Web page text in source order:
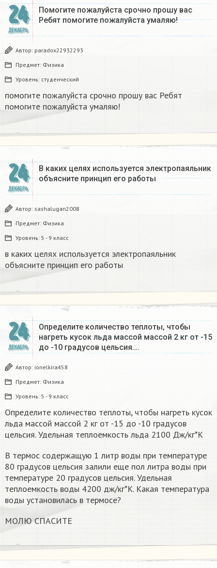
24
ДЕКАБРЬ
Помогите пожалуйста срочно прошу вас
Ребят помогите пожалуйста умаляю! ​
Автор: paradox22932293
Предмет: Физика
Уровень: студенческий
помогите пожалуйста срочно прошу вас Ребят
помогите пожалуйста умаляю! ​
24
ДЕКАБРЬ
В каких целях используется электропаяльник
объясните принцип его работы​
Автор: sashalugan2008
Предмет: Физика
Уровень: 5 - 9 класс
в каких целях используется электропаяльник
объясните принцип его работы​
24
ДЕКАБРЬ
Определите количество теплоты, чтобы
нагреть кусок льда массой массой 2 кг от -15
до -10 градусов цельсия….
Автор: ionelkira458
Предмет: Физика
Уровень: 5 - 9 класс
Определите количество теплоты, чтобы нагреть кусок
льда массой массой 2 кг от -15 до -10 градусов
цельсия. Удельная теплоемкость льда 2100 Дж/кг*К
В термос содержащую 1 литр воды при температуре
80 градусов цельсия залили еще пол литра воды при
температуре 20 градусов цельсия. Удельная
теплоемкость воды 4200 дж/кг*К. Какая температура
воды установилась в термосе?
МОЛЮ СПАСИТЕ